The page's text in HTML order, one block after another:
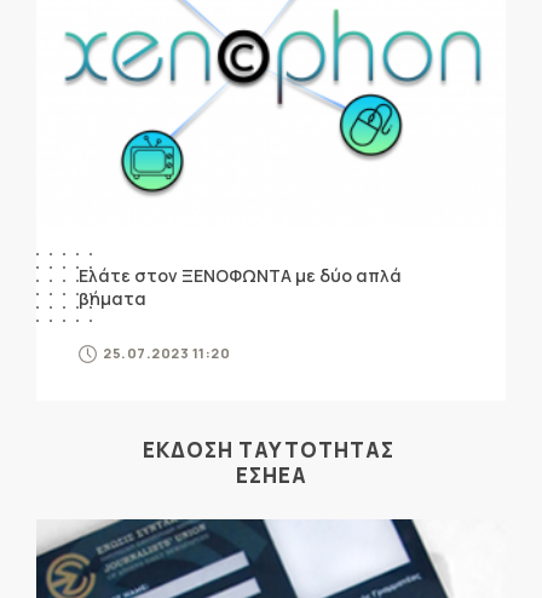
Ελάτε στον ΞΕΝΟΦΩΝΤΑ με δύο απλά
βήματα
25.07.2023 11:20
ΕΚΔΟΣΗ ΤΑΥΤΟΤΗΤΑΣ
ΕΣΗΕΑ